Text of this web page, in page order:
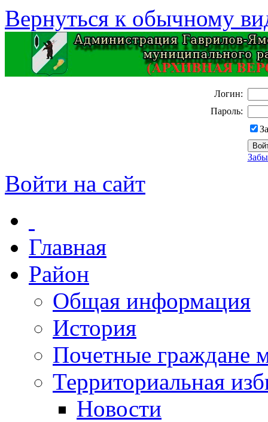
Вернуться к обычному
Логин:
Пароль:
Войти на сайт
Главная
Район
Общая информация
История
Почетные граждане
Территориальная
Новости